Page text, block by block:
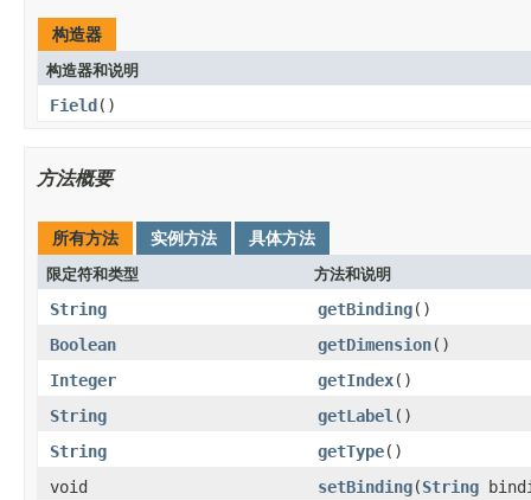
构造器
构造器和说明
Field()
方法概要
所有方法 实例方法 具体方法
限定符和类型 方法和说明
String getBinding()
Boolean
getDimension()
Integer
getIndex()
String
getLabel ()
String
getType()
void
setBinding(String